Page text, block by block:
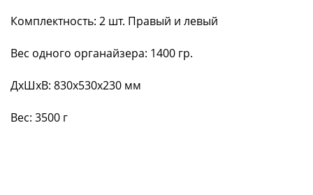
Комплектность: 2 шт. Правый и левый
Вес одного органайзера: 1400 гр.
ДxШxВ: 830x530x230 мм
Вес: 3500 г